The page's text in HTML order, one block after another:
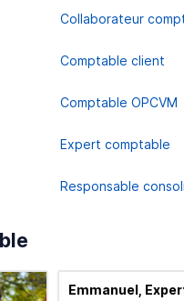
Collaborateur
Comptable client
Comptable OPCVM
Expert comptable
Responsable
Emmanuel,